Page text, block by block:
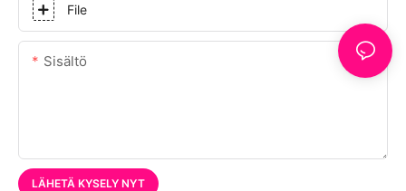
File
Sisältö
LÄHETÄ KYSELY NYT